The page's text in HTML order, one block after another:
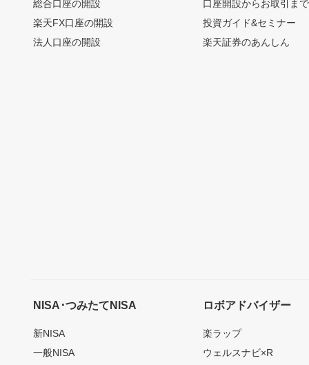
総合口座の開設
楽天FX口座の開設
法人口座の開設
口座開設からお取引ま
投資ガイド&セミナー
楽天証券のあんしん
NISA･つみたてNISA
新NISA
一般NISA
ロボアドバイザー
楽ラップ
ウェルスナビ×R